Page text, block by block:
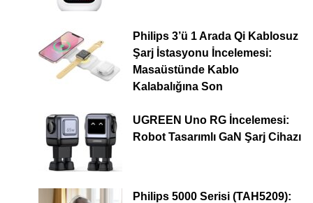
Philips 3’ü 1 Arada Qi Kablosuz
Şarj İstasyonu İncelemesi:
Masaüstünde Kablo
Kalabalığına Son
UGREEN Uno RG İncelemesi:
Robot Tasarımlı GaN Şarj Cihazı
Philips 5000 Serisi (TAH5209):